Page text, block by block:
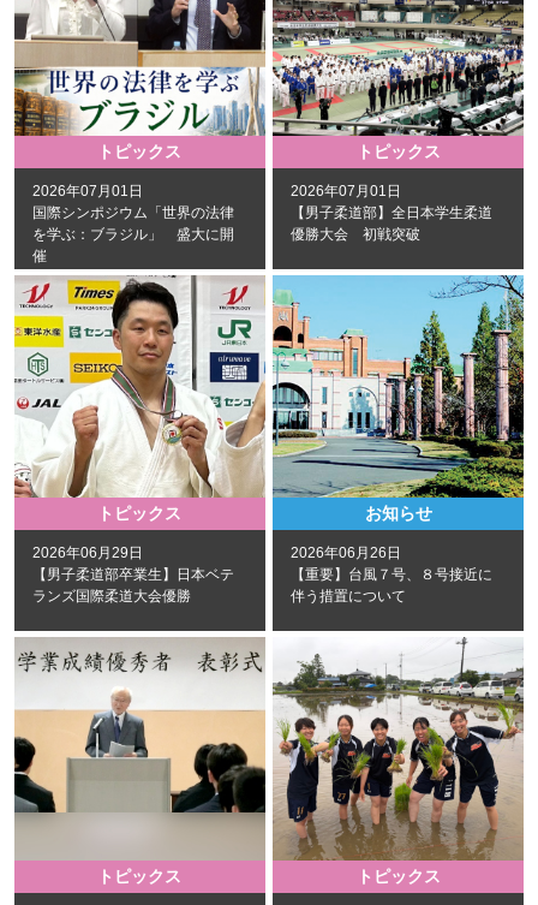
トピックス
2026年07月01日
国際シンポジウム「世界の法律
を学ぶ：ブラジル」 盛大に開
催
トピックス
2026年07月01日
【男子柔道部】全日本学生柔道
優勝大会 初戦突破
トピックス
2026年06月29日
【男子柔道部卒業生】日本ベテ
ランズ国際柔道大会優勝
お知らせ
2026年06月26日
【重要】台風７号、８号接近に
伴う措置について
トピックス トピックス